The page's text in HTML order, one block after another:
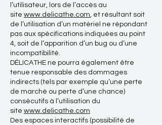
l’utilisateur, lors de l’accès au
site www.delicathe.com, et résultant soit
de l’utilisation d’un matériel ne répondant
pas aux spécifications indiquées au point
4, soit de l’apparition d’un bug ou d’une
incompatibilité.
DÉLICATHE ne pourra également être
tenue responsable des dommages
indirects (tels par exemple qu’une perte
de marché ou perte d’une chance)
consécutifs à l’utilisation du
site www.delicathe.com
Des espaces interactifs (possibilité de